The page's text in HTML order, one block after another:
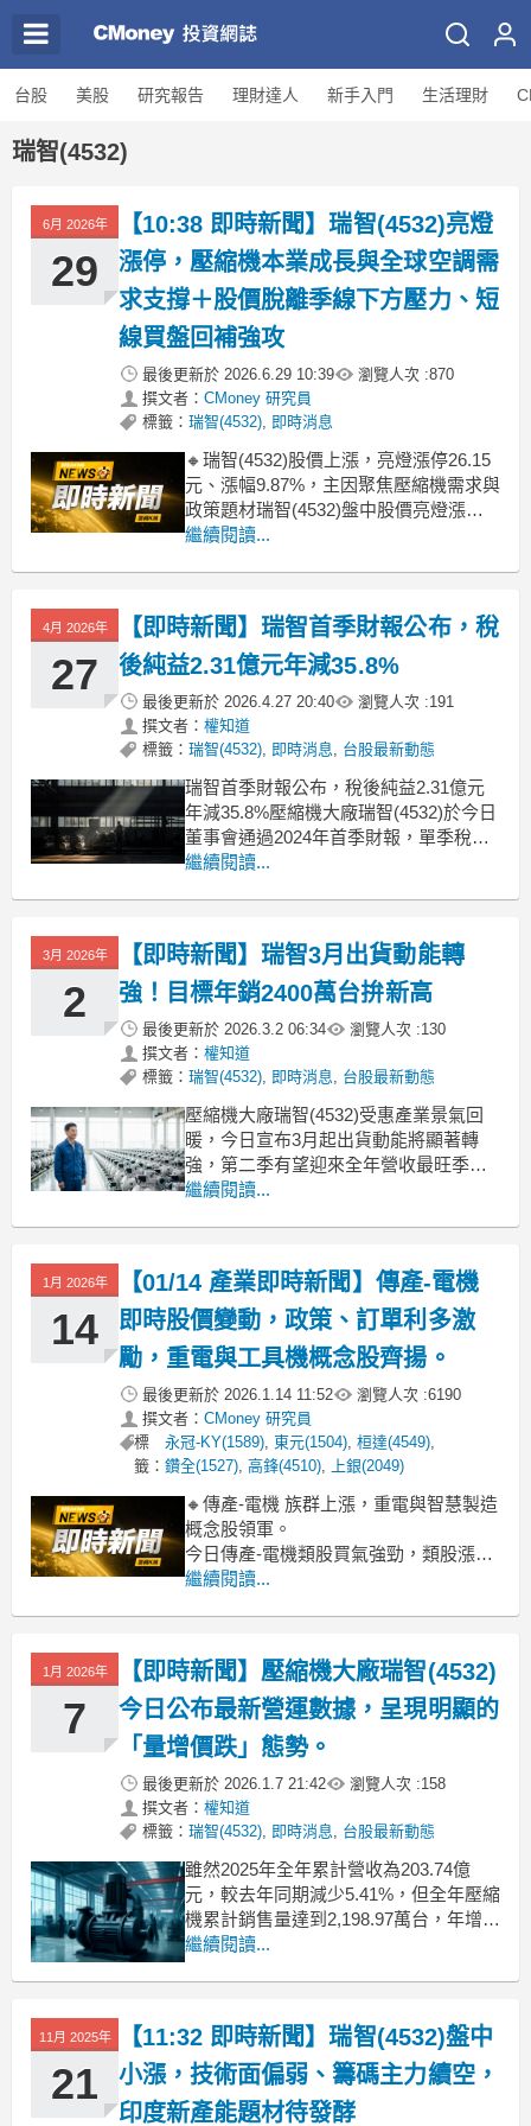
台股 美股 研究報告 理財達人 新手入門 生活理財
瑞智(4532)
6月 2026年
29
【10:38 即時新聞】瑞智(4532)亮燈
漲停，壓縮機本業成長與全球空調需
求支撐＋股價脫離季線下方壓力、短
線買盤回補強攻
最後更新於 2026.6.29 10:39 瀏覽人次 :870
撰文者： CMoney 研究員
標籤： 瑞智(4532), 即時消息
🔸瑞智(4532)股價上漲，亮燈漲停26.15
元、漲幅9.87%，主因聚焦壓縮機需求與
政策題材瑞智(4532)盤中股價亮燈漲
停，報價26.15元、漲幅9.87%，短線走
求偏多、加上中國家電汰舊換新與海外
補貼政策題材延續，帶動壓縮機
繼續閱讀...
4月 2026年
27
【即時新聞】瑞智首季財報公布，稅
後純益2.31億元年減35.8%
最後更新於 2026.4.27 20:40 瀏覽人次 :191
撰文者： 權知道
標籤： 瑞智(4532), 即時消息, 台股最新動態
瑞智首季財報公布，稅後純益2.31億元
年減35.8%壓縮機大廠瑞智(4532)於今日
董事會通過2024年首季財報，單季稅後
純益2.31億元，年減35.8%，每股稅後純
點。儘管首季獲利下滑，但受惠產業景
氣回暖，3
繼續閱讀...
3月 2026年
2
【即時新聞】瑞智3月出貨動能轉
強！目標年銷2400萬台拚新高
最後更新於 2026.3.2 06:34 瀏覽人次 :130
撰文者： 權知道
標籤： 瑞智(4532), 即時消息, 台股最新動態
壓縮機大廠瑞智(4532)受惠產業景氣回
暖，今日宣布3月起出貨動能將顯著轉
強，第二季有望迎來全年營收最旺季。
公司設定今年壓縮機出貨目標為2400萬
況良好，加上一月營收已達19.64億元、
月增16.72%，創下九個月來新高，顯示
客戶
繼續閱讀...
1月 2026年
14
【01/14 產業即時新聞】傳產-電機
即時股價變動，政策、訂單利多激
勵，重電與工具機概念股齊揚。
最後更新於 2026.1.14 11:52 瀏覽人次 :6190
撰文者： CMoney 研究員
標
籤：
永冠-KY(1589),東元(1504),桓達(4549),
鑽全(1527),高鋒(4510), 上銀(2049)
🔸傳產-電機 族群上漲，重電與智慧製造
概念股領軍。
今日傳產-電機類股買氣強勁，類股漲幅
達4.99%，多檔指標股如士電、華城、東
挹注重電業者龐大訂單，加上綠能、儲
能等政策紅利催化，為其營運前景帶來
高度能見度。同時，協易機、
繼續閱讀...
1月 2026年
7
【即時新聞】壓縮機大廠瑞智(4532)
今日公布最新營運數據，呈現明顯的
「量增價跌」態勢。
最後更新於 2026.1.7 21:42 瀏覽人次 :158
撰文者： 權知道
標籤： 瑞智(4532), 即時消息, 台股最新動態
雖然2025年全年累計營收為203.74億
元，較去年同期減少5.41%，但全年壓縮
機累計銷售量達到2,198.97萬台，年增
3.56%，成功創下歷史新高紀錄。單看
動能雖有回溫，但整體單價壓力仍影響
營收規模。雖創歷史
繼續閱讀...
11月 2025年
21
【11:32 即時新聞】瑞智(4532)盤中
小漲，技術面偏弱、籌碼主力續空，
印度新產能題材待發酵